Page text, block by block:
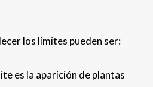
los límites pueden ser:
es la aparición de plantas